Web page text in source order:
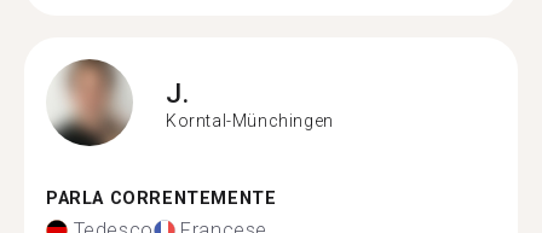
J.
Korntal-Münchingen
PARLA CORRENTEMENTE